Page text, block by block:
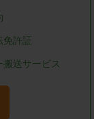
免許証
搬送サービス